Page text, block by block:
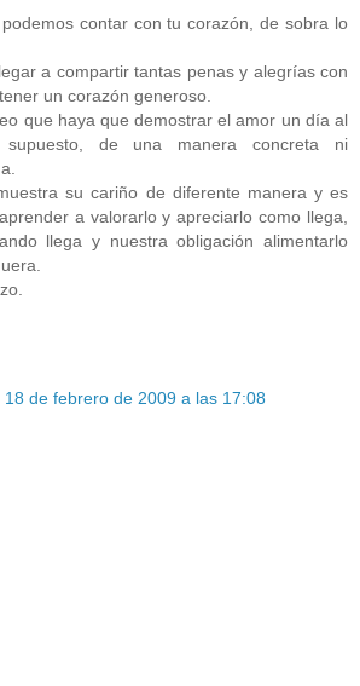
contar con tu corazón, de sobra lo
a compartir tantas penas y alegrías con
un corazón generoso.
que haya que demostrar el amor un día al
de una manera concreta ni
su cariño de diferente manera y es
a valorarlo y apreciarlo como llega,
llega y nuestra obligación alimentarlo
18 de febrero de 2009 a las 17:08